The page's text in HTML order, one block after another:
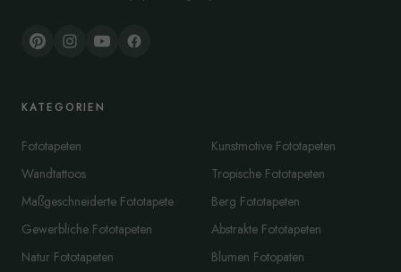
KATEGORIEN
Fototapeten
Wandtattoos
Maßgeschneiderte Fototapete
Gewerbliche Fototapeten
Natur Fototapeten
Kunstmotive Fototapeten
Tropische Fototapeten
Berg Fototapeten
Abstrakte Fototapeten
Blumen Fotopaten